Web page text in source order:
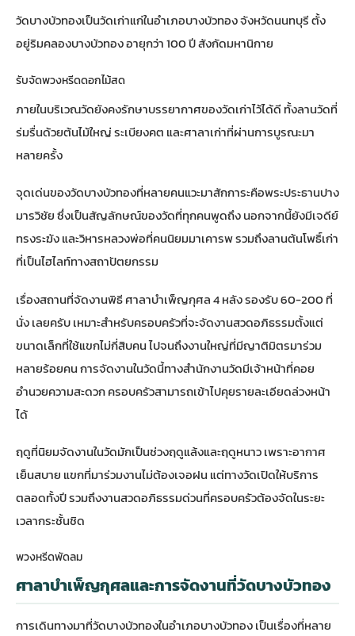
วัดบางบัวทองเป็นวัดเก่าแก่ในอำเภอบางบัวทอง จังหวัดนนทบุรี ตั้ง
อยู่ริมคลองบางบัวทอง อายุกว่า 100 ปี สังกัดมหานิกาย
รับจัดพวงหรีดดอกไม้สด
ภายในบริเวณวัดยังคงรักษาบรรยากาศของวัดเก่าไว้ได้ดี ทั้งลานวัดที่
ร่มรื่นด้วยต้นไม้ใหญ่ ระเบียงคต และศาลาเก่าที่ผ่านการบูรณะมา
หลายครั้ง
จุดเด่นของวัดบางบัวทองที่หลายคนแวะมาสักการะคือพระประธานปาง
มารวิชัย ซึ่งเป็นสัญลักษณ์ของวัดที่ทุกคนพูดถึง นอกจากนี้ยังมีเจดีย์
ทรงระฆัง และวิหารหลวงพ่อที่คนนิยมมาเคารพ รวมถึงลานต้นโพธิ์เก่า
ที่เป็นไฮไลท์ทางสถาปัตยกรรม
เรื่องสถานที่จัดงานพิธี ศาลาบำเพ็ญกุศล 4 หลัง รองรับ 60-200 ที่
นั่ง เลยครับ เหมาะสำหรับครอบครัวที่จะจัดงานสวดอภิธรรมตั้งแต่
ขนาดเล็กที่ใช้แขกไม่กี่สิบคน ไปจนถึงงานใหญ่ที่มีญาติมิตรมาร่วม
หลายร้อยคน การจัดงานในวัดนี้ทางสำนักงานวัดมีเจ้าหน้าที่คอย
อำนวยความสะดวก ครอบครัวสามารถเข้าไปคุยรายละเอียดล่วงหน้า
ได้
ฤดูที่นิยมจัดงานในวัดมักเป็นช่วงฤดูแล้งและฤดูหนาว เพราะอากาศ
เย็นสบาย แขกที่มาร่วมงานไม่ต้องเจอฝน แต่ทางวัดเปิดให้บริการ
ตลอดทั้งปี รวมถึงงานสวดอภิธรรมด่วนที่ครอบครัวต้องจัดในระยะ
เวลากระชั้นชิด
พวงหรีดพัดลม
ศาลาบำเพ็ญกุศลและการจัดงานที่วัดบางบัวทอง
การเดินทางมาที่วัดบางบัวทองในอำเภอบางบัวทอง เป็นเรื่องที่หลาย